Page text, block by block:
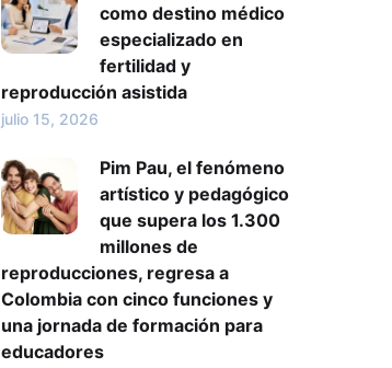
como destino médico
especializado en
fertilidad y
reproducción asistida
julio 15, 2026
Pim Pau, el fenómeno
artístico y pedagógico
que supera los 1.300
millones de
reproducciones, regresa a
Colombia con cinco funciones y
una jornada de formación para
educadores